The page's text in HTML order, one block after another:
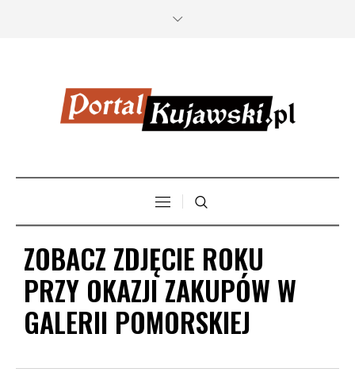
ZOBACZ ZDJĘCIE ROKU
PRZY OKAZJI ZAKUPÓW W
GALERII POMORSKIEJ